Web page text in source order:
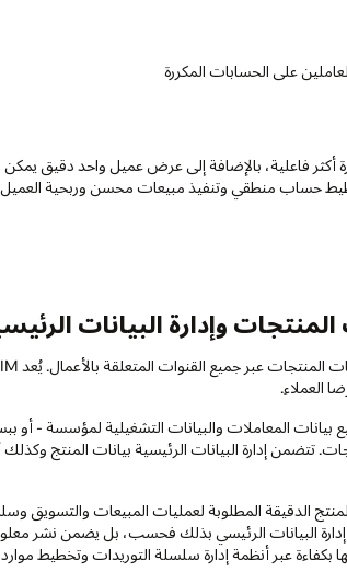
على الحسابات المكررة
أكثر فاعلية، بالإضافة إلى عرض عميل واحد دقيق
حساب منطقي وتنفيذ مبيعات محسن وربحية
وإدارة البيانات
العملاء.
المعاملات والبيانات التشغيلية لمؤسسة - أو
تتضمن إدارة البيانات الرئيسية بيانات المنتج وكذلك
البيانات الرئيسي بذلك فحسب، بل يضمن نشر
بكفاءة عبر أنظمة إدارة سلسلة التوريدات وتخطيط